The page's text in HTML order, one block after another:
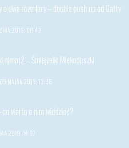
o dwa rozmiary – double push up od Gatty
2016, 08:43
nimm2 – Śmiejżelki Mlekoduszki
09 MAJAA 2016, 13:38
co warto o nim wiedzieć?
2019, 14:07